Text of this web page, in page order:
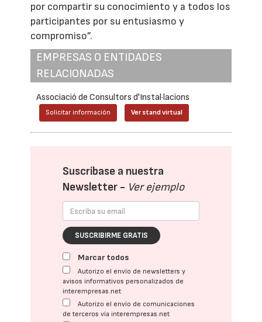
por compartir su conocimiento y a todos los
participantes por su entusiasmo y
compromiso”.
EMPRESAS O ENTIDADES
RELACIONADAS
Associació de Consultors d'Instal·lacions
Solicitar información Ver stand virtual
Suscríbase a nuestra
Newsletter - Ver ejemplo
SUSCRIBIRME GRATIS
Marcar todos
Autorizo el envío de newsletters y
avisos informativos personalizados de
interempresas.net
Autorizo el envío de comunicaciones
de terceros vía interempresas.net